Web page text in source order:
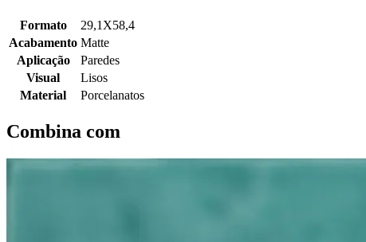
Formato
29,1X58,4
Acabamento Matte
Aplicação
Paredes
Visual
Lisos
Material
Porcelanatos
Combina com